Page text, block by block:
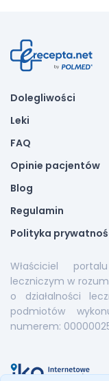
Dolegliwości
Leki
FAQ
Opinie pacjentów
Blog
Regulamin
Polityka
Właściciel
leczniczym w
o działalności
podmiotów
numerem: